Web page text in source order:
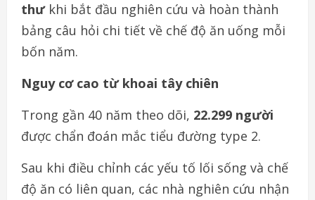
thưkhi bắt đầu nghiên cứu và hoàn thành
bảng câu hỏi chi tiết về chế độ ăn uống mỗi
bốn năm.
Nguy cơ cao từ khoai tây chiên
Trong gần 40 năm theo dõi, 22.299 người
được chẩn đoán mắc tiểu đường type 2.
Sau khi điều chỉnh các yếu tố lối sống và chế
độ ăn có liên quan, các nhà nghiên cứu nhận